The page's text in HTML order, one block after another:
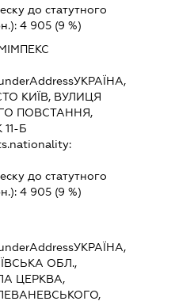
до статутного
4 905(9 %)
УКРАЇНА,
КИЇВ, ВУЛИЦЯ
ПОВСТАННЯ,
Б
до статутного
4 905(9 %)
УКРАЇНА,
ОБЛ.,
ЦЕРКВА,